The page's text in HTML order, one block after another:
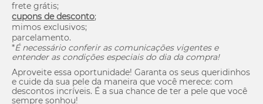
frete grátis;
cupons de desconto;
mimos exclusivos;
parcelamento.
*É necessário conferir as comunicações vigentes e
entender as condições especiais do dia da compra!
Aproveite essa oportunidade! Garanta os seus queridinhos
e cuide da sua pele da maneira que você merece: com
descontos incríveis. É a sua chance de ter a pele que você
sempre sonhou!